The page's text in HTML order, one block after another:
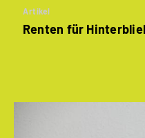
Artikel
Renten für